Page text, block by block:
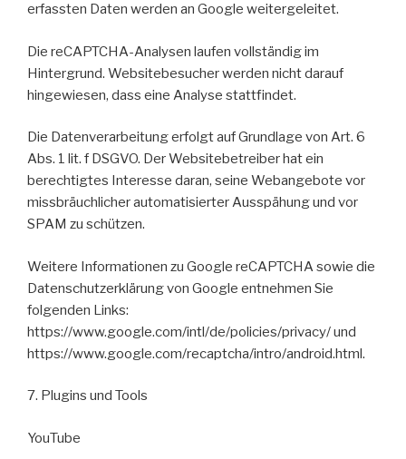
erfassten Daten werden an Google weitergeleitet.
Die reCAPTCHA-Analysen laufen vollständig im
Hintergrund. Websitebesucher werden nicht darauf
hingewiesen, dass eine Analyse stattfindet.
Die Datenverarbeitung erfolgt auf Grundlage von Art. 6
Abs. 1 lit. f DSGVO. Der Websitebetreiber hat ein
berechtigtes Interesse daran, seine Webangebote vor
missbräuchlicher automatisierter Ausspähung und vor
SPAM zu schützen.
Weitere Informationen zu Google reCAPTCHA sowie die
Datenschutzerklärung von Google entnehmen Sie
folgenden Links:
https://www.google.com/intl/de/policies/privacy/ und
https://www.google.com/recaptcha/intro/android.html.
7. Plugins und Tools
YouTube